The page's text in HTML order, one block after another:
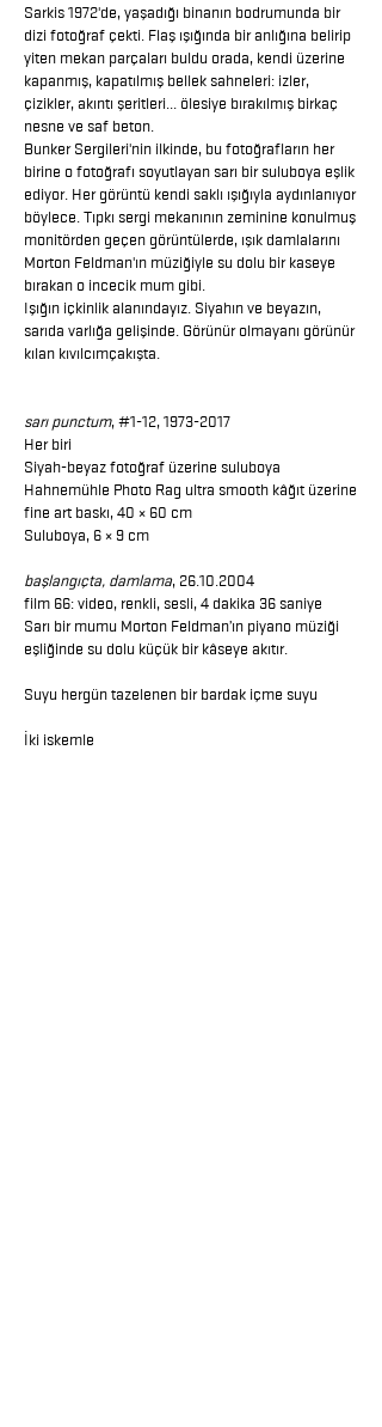
Sarkis 1972'de, yaşadığı binanın bodrumunda bir
dizi fotoğraf çekti. Flaş ışığında bir anlığına belirip
yiten mekan parçaları buldu orada, kendi üzerine
kapanmış, kapatılmış bellek sahneleri: izler,
çizikler, akıntı şeritleri... ölesiye bırakılmış birkaç
nesne ve saf beton.
Bunker Sergileri'nin ilkinde, bu fotoğrafların her
birine o fotoğrafı soyutlayan sarı bir suluboya eşlik
ediyor. Her görüntü kendi saklı ışığıyla aydınlanıyor
böylece. Tıpkı sergi mekanının zeminine konulmuş
monitörden geçen görüntülerde, ışık damlalarını
Morton Feldman'ın müziğiyle su dolu bir kaseye
bırakan o incecik mum gibi.
Işığın içkinlik alanındayız. Siyahın ve beyazın,
sarıda varlığa gelişinde. Görünür olmayanı görünür
kılan kıvılcımçakışta.
sarı punctum, #1-12,1973-2017
Her biri
Siyah-beyaz fotoğraf üzerine suluboya
Hahnemühle Photo Rag ultra smooth kâğıt üzerine
fine art baskı, 40 × 60 cm
Suluboya, 6 × 9 cm
başlangıçta, damlama, 26.10.2004
film 66: video, renkli, sesli, 4 dakika 36 saniye
Sarı bir mumu Morton Feldman’ın piyano müziği
eşliğinde su dolu küçük bir kâseye akıtır.
Suyu hergün tazelenen bir bardak içme suyu
İki iskemle